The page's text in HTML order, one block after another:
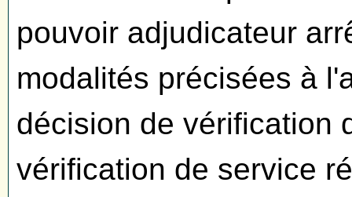
pouvoir adjudicateur
modalités précisées à
décision de vérification
vérification de service